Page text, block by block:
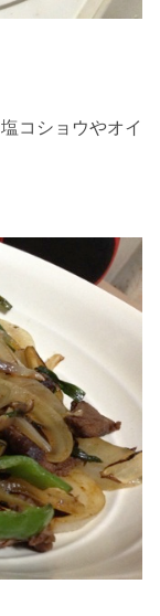
コショウやオイ